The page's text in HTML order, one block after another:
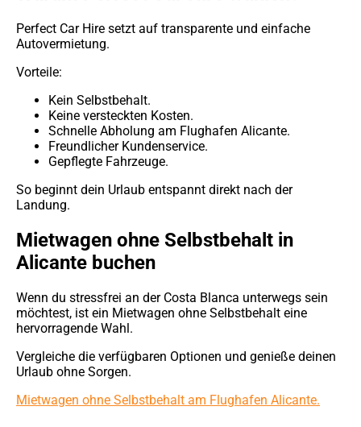
Perfect Car Hire setzt auf transparente und einfache
Autovermietung.
Vorteile:
Kein Selbstbehalt.
Keine versteckten Kosten.
Schnelle Abholung am Flughafen Alicante.
Freundlicher Kundenservice.
Gepflegte Fahrzeuge.
So beginnt dein Urlaub entspannt direkt nach der
Landung.
Mietwagen ohne Selbstbehalt in
Alicante buchen
Wenn du stressfrei an der Costa Blanca unterwegs sein
möchtest, ist ein Mietwagen ohne Selbstbehalt eine
hervorragende Wahl.
Vergleiche die verfügbaren Optionen und genieße deinen
Urlaub ohne Sorgen.
Mietwagen ohne Selbstbehalt am Flughafen Alicante.